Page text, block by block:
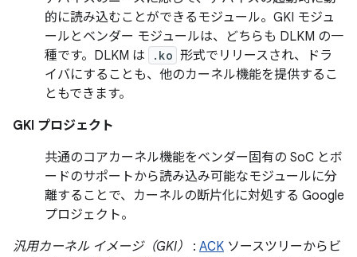
的に読み込むことができるモジュール。GKI モジュ
ールとベンダー モジュールは、どちらも DLKM の一
種です。DLKM は
.ko 形式でリリースされ、ドラ
イバにすることも、他のカーネル機能を提供するこ
ともできます。
GKI プロジェクト
共通のコアカーネル機能をベンダー固有の SoC とボ
ードのサポートから読み込み可能なモジュールに分
離することで、カーネルの断片化に対処する Google
プロジェクト。
汎用カーネル イメージ（GKI）
: ACK ソースツリーからビ